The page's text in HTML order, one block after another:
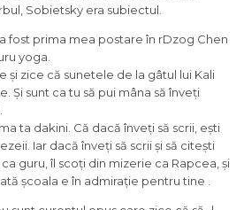
Sobietsky era subiectul.
fost prima mea postare în rDzog Chen
yoga.
și zice că sunetele de la gâtul lui Kali
Și sunt ca tu să pui mâna să înveți
ta dakini. Că dacă înveți să scrii, ești
Iar dacă înveți să scrii și să citești
guru, îl scoți din mizerie ca Rapcea, și
școala e în admirație pentru tine .